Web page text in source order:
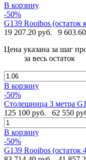
В корзину
-50%
G139 Rooibos (остаток
19 207.20 руб.
9
Цена указана за шаг
за весь остаток
В корзину
-50%
Столешница 3 метра
125 100 руб.
62 550
В корзину
-50%
G139 Rooibos (остаток